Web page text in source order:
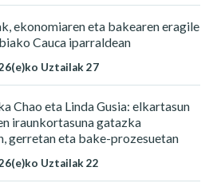
ekonomiaren eta bakearen eragile
Cauca iparraldean
Uztailak 27
Chao eta Linda Gusia: elkartasun
iraunkortasuna gatazka
gerretan eta bake-prozesuetan
Uztailak 22